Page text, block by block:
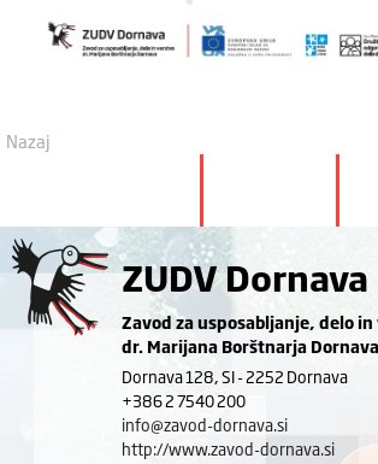
Nazaj
ZUDV Dornava
Zavod za usposabljanje, delo
dr. Marijana Borštnarja Dornava
Dornava 128, SI - 2252 Dornava
+386 2 7540 200
info@zavod-dornava.si
http://www.zavod-dornava.si